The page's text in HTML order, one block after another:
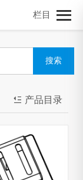
栏目
产品目录